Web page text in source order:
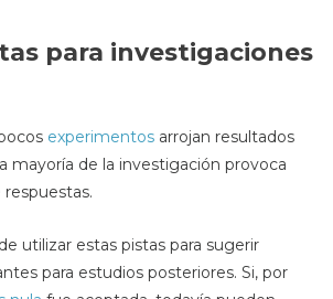
para investigaciones
experimentos arrojan resultados
mayoría de la investigación provoca
utilizar estas pistas para sugerir
para estudios posteriores. Si, por